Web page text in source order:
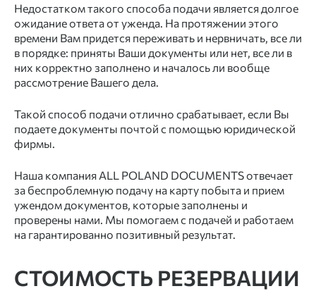
Недостатком такого способа подачи является долгое
ожидание ответа от уженда. На протяжении этого
времени Вам придется переживать и нервничать, все ли
в порядке: приняты Ваши документы или нет, все ли в
них корректно заполнено и началось ли вообще
рассмотрение Вашего дела.
Такой способ подачи отлично срабатывает, если Вы
подаете документы почтой с помощью юридической
фирмы.
Наша компания ALL POLAND DOCUMENTS отвечает
за беспроблемную подачу на карту побыта и прием
ужендом документов, которые заполнены и
проверены нами. Мы помогаем с подачей и работаем
на гарантированно позитивный результат.
СТОИМОСТЬ РЕЗЕРВАЦИИ